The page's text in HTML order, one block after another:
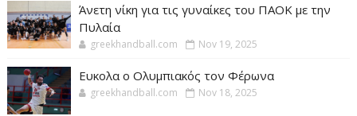
Άνετη νίκη για τις γυναίκες του ΠΑΟΚ με την
Πυλαία
greekhandball.com Nov 19, 2025
Ευκολα ο Ολυμπιακός τον Φέρωνα
greekhandball.com Nov 18, 2025